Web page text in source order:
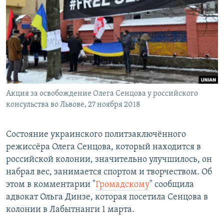
РАСПИСАНИЕ ВЕЩАНИЯ
ПОДПИШИТЕСЬ НА РАССЫЛКУ
СОЦИАЛЬНЫЕ СЕТИ
Акция за освобождение Олега Сенцова у российского
консульства во Львове, 27 ноября 2018
Состояние украинского политзаключённого
режиссёра Олега Сенцова, который находится в
российской колонии, значительно улучшилось, он
набрал вес, занимается спортом и творчеством. Об
этом в комментарии "Громадскому" сообщила
адвокат Ольга Динзе, которая посетила Сенцова в
колонии в Лабытнанги 1 марта.